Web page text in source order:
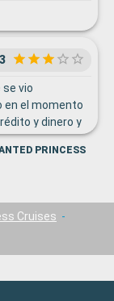
3
vio
en el momento
y dinero y
PRINCESS
Cruises